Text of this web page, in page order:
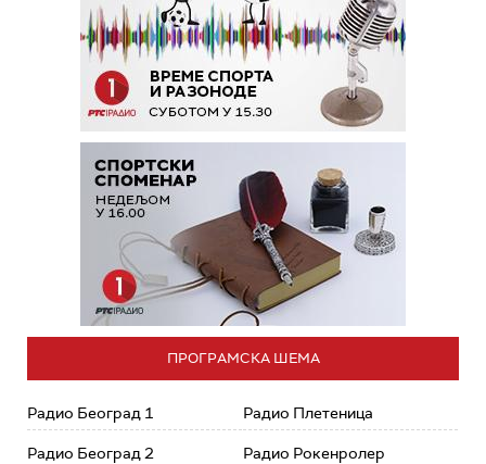
ПРОГРАМСКА ШЕМА
Радио Београд 1
Радио Београд 2
Радио Плетеница
Радио Рокенролер